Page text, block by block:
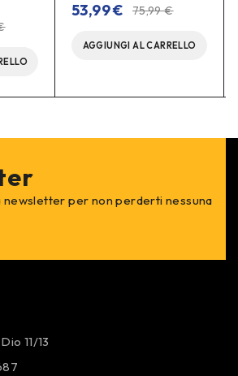
75,99€
53,99€
AGGIUNGI AL CARRELLO
newsletter per non perderti nessuna
11/13